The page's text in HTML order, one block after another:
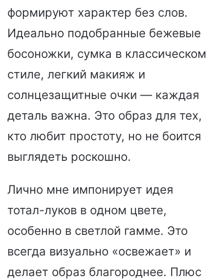
формируют характер без слов.
Идеально подобранные бежевые
босоножки, сумка в классическом
стиле, легкий макияж и
солнцезащитные очки — каждая
деталь важна. Это образ для тех,
кто любит простоту, но не боится
выглядеть роскошно.
Лично мне импонирует идея
тотал-луков в одном цвете,
особенно в светлой гамме. Это
всегда визуально «освежает» и
делает образ благороднее. Плюс